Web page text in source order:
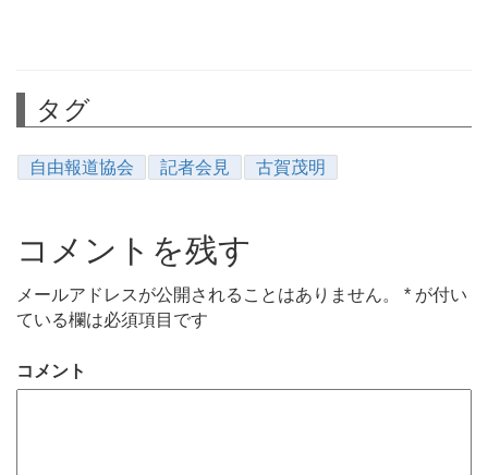
タグ
自由報道協会 記者会見 古賀茂明
コメントを残す
メールアドレスが公開されることはありません。 * が付い
ている欄は必須項目です
コメント